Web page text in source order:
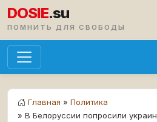
DOSIE.su
ПОМНИТЬ ДЛЯ СВОБОДЫ
Главная » Политика
» В Белоруссии попросили